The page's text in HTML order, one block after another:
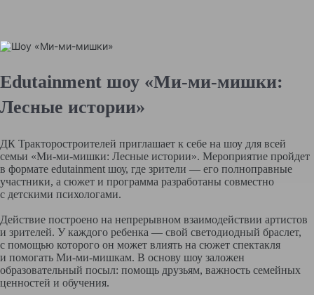
Edutainment шоу «Ми-ми-мишки:
Лесные истории»
ДК Тракторостроителей приглашает к себе на шоу для всей
семьи «Ми-ми-мишки: Лесные истории». Мероприятие пройдет
в формате edutainment шоу, где зрители — его полноправные
участники, а сюжет и программа разработаны совместно
с детскими психологами.
Действие построено на непрерывном взаимодействии артистов
и зрителей. У каждого ребенка — свой светодиодный браслет,
с помощью которого он может влиять на сюжет спектакля
и помогать Ми-ми-мишкам. В основу шоу заложен
образовательный посыл: помощь друзьям, важность семейных
ценностей и обучения.